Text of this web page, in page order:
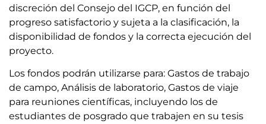
discreción del Consejo del IGCP, en función del
progreso satisfactorio y sujeta a la clasificación, la
disponibilidad de fondos y la correcta ejecución del
proyecto.
Los fondos podrán utilizarse para: Gastos de trabajo
de campo, Análisis de laboratorio, Gastos de viaje
para reuniones científicas, incluyendo los de
estudiantes de posgrado que trabajen en su tesis